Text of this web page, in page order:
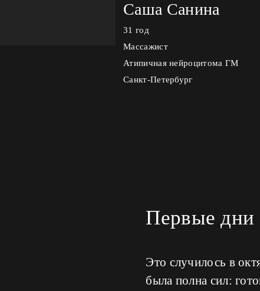
Саша Санина
31 год
Массажист
Атипичная нейроцитома ГМ
Санкт-Петербург
Первые дни
Это случилось в
была полна сил: